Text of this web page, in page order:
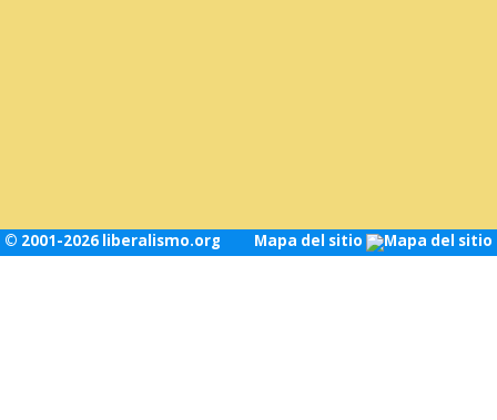
© 2001-2026 liberalismo.org Mapa del sitio